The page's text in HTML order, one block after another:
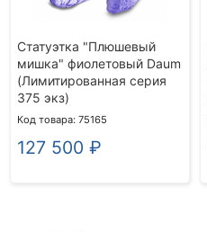
Статуэтка "Плюшевый
мишка" фиолетовый Daum
(Лимитированная серия
375 экз)
Код товара: 75165
127 500 ₽